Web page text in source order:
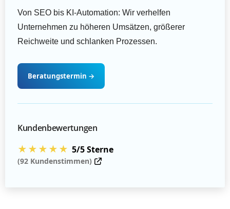
Von SEO bis KI-Automation: Wir verhelfen
Unternehmen zu höheren Umsätzen, größerer
Reichweite und schlanken Prozessen.
Beratungstermin →
Kundenbewertungen
★★★★★ 5/5 Sterne
(92 Kundenstimmen)